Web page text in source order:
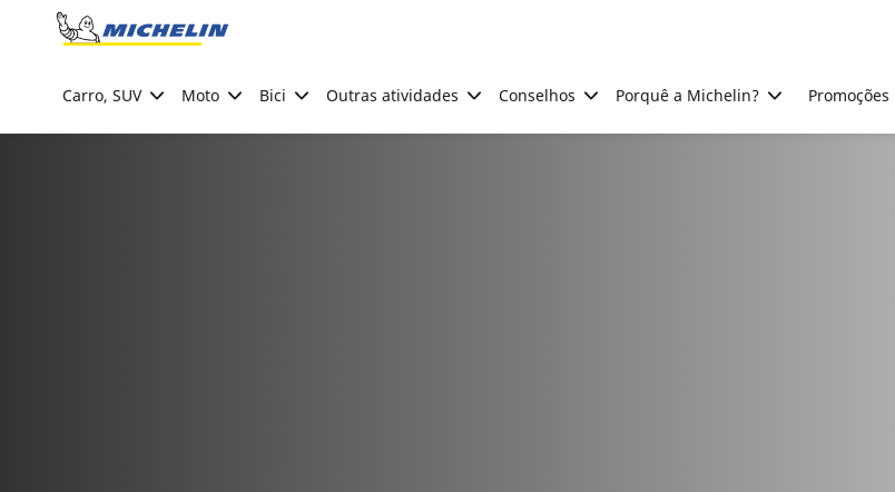
Go to page content
Carro, SUV Moto Bici Outras atividades Conselhos Porquê a Michelin? Promoções